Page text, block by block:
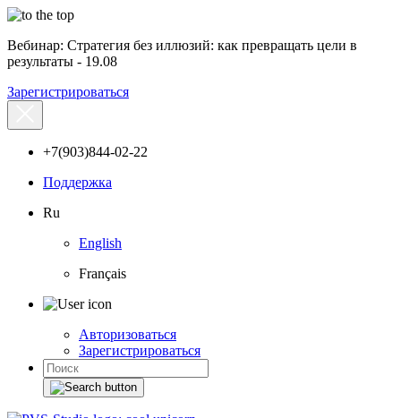
Вебинар: Стратегия без иллюзий: как превращать цели в
результаты - 19.08
Зарегистрироваться
+7(903)844-02-22
Поддержка
Ru
English
Français
Авторизоваться
Зарегистрироваться